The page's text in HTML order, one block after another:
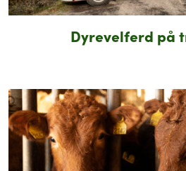
Dyrevelferd på